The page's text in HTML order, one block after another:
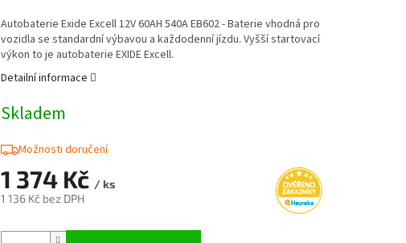
1 374 Kč / ks
1 136 Kč bez DPH
cena:
Skladem
Možnosti doručení
Autobaterie Exide Excell 12V 60AH 540A EB602 - Baterie vhodná pro
vozidla se standardní výbavou a každodenní jízdu. Vyšší startovací
výkon to je autobaterie EXIDE Excell.
Detailní informace